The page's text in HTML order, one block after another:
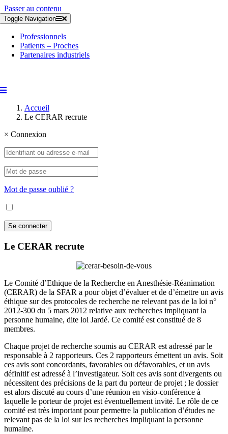
Passer au contenu
Toggle Navigation
Professionnels
Patients – Proches
Partenaires industriels
Accueil
Le CERAR recrute
× Connexion
Mot de passe oublié ?
Le CERAR recrute
Le Comité d’Ethique de la Recherche en Anesthésie-Réanimation
(CERAR) de la SFAR a pour objet d’évaluer et de d’émettre un avis
éthique sur des protocoles de recherche ne relevant pas de la loi n°
2012-300 du 5 mars 2012 relative aux recherches impliquant la
personne humaine, dite loi Jardé. Ce comité est constitué de 8
membres.
Chaque projet de recherche soumis au CERAR est adressé par le
responsable à 2 rapporteurs. Ces 2 rapporteurs émettent un avis. Soit
ces avis sont concordants, favorables ou défavorables, et un avis
définitif est adressé à l’investigateur. Soit ces avis sont divergents ou
nécessitent des précisions de la part du porteur de projet ; le dossier
est alors discuté au cours d’une réunion en visio-conférence à
laquelle le porteur de projet est éventuellement invité. Le rôle de ce
comité est très important pour permettre la publication d’études ne
relevant pas de la loi sur les recherches impliquant la personne
humaine.